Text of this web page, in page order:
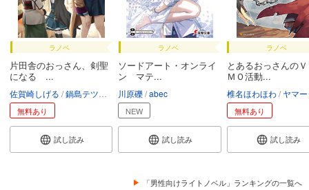
ラノベ
片田舎のおっさん、剣聖
になる ...
佐賀崎しげる 鍋島テツヒロ
無料あり
試し読み
ラノベ
ソードアート・オンライ
ン マテ...
川原礫 abec
NEW
試し読み
ラノベ
とあるおっさんの
ＭＯ活動...
椎名ほわほわ ヤマ
無料あり
試し読み
「男性向けライトノベル」ランキングの一覧へ